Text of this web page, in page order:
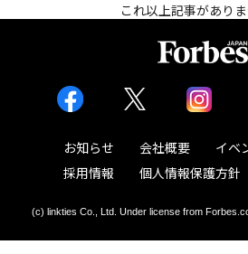
これ以上記事がありま
お知らせ 会社概要 イベ
採用情報
個人情報保護方針
(c) linkties Co., Ltd. Under license from